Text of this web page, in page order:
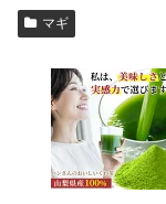
マギ